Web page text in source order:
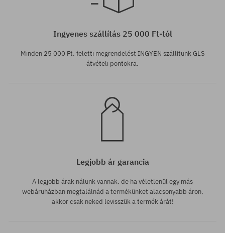
Elérhető méretek:
Ingyenes szállítás 25 000 Ft-tól
Minden 25 000 Ft. feletti megrendelést INGYEN szállítunk GLS
átvételi pontokra.
Legjobb ár garancia
A legjobb árak nálunk vannak, de ha véletlenül egy más
webáruházban megtalálnád a termékünket alacsonyabb áron,
akkor csak neked levisszük a termék árát!